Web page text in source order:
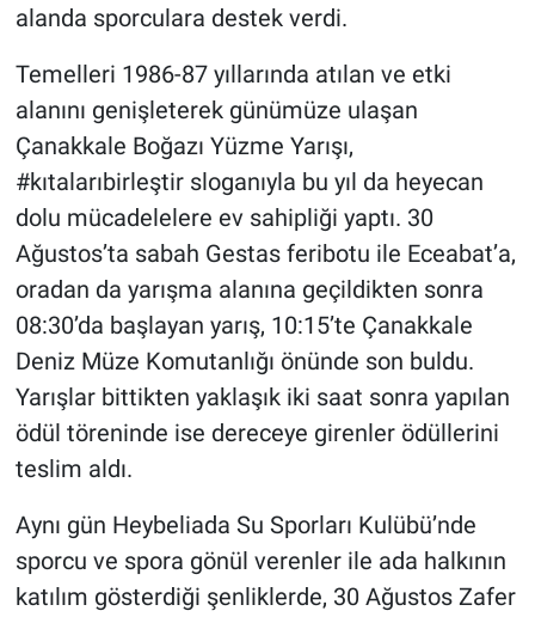
alanda sporculara destek verdi.
Temelleri 1986-87 yıllarında atılan ve etki
alanını genişleterek günümüze ulaşan
Çanakkale Boğazı Yüzme Yarışı,
#kıtalarıbirleştir sloganıyla bu yıl da heyecan
dolu mücadelelere ev sahipliği yaptı. 30
Ağustos’ta sabah Gestas feribotu ile Eceabat’a,
oradan da yarışma alanına geçildikten sonra
08:30’da başlayan yarış, 10:15’te Çanakkale
Deniz Müze Komutanlığı önünde son buldu.
Yarışlar bittikten yaklaşık iki saat sonra yapılan
ödül töreninde ise dereceye girenler ödüllerini
teslim aldı.
Aynı gün Heybeliada Su Sporları Kulübü’nde
sporcu ve spora gönül verenler ile ada halkının
katılım gösterdiği şenliklerde, 30 Ağustos Zafer